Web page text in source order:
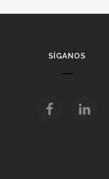
SÍGANOS